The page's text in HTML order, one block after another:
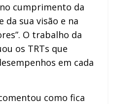
cumprimento da
da sua visão e na
O trabalho da
os TRTs que
em cada
como fica